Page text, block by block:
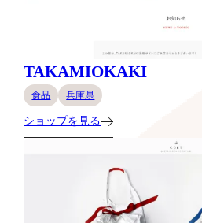
TAKAMIOKAKI
食品 兵庫県
ショップを見る